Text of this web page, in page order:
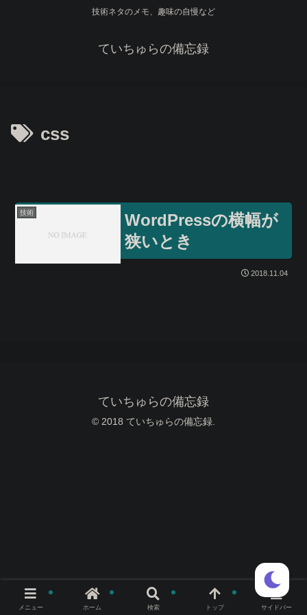
技術ネタのメモ、趣味の自慢など
ていちゅらの備忘録
css
技術
WordPressの横幅が
狭いとき
2018.11.04
ていちゅらの備忘録
© 2018 ていちゅらの備忘録.
メニュー ホーム 検索 トップ サイドバー